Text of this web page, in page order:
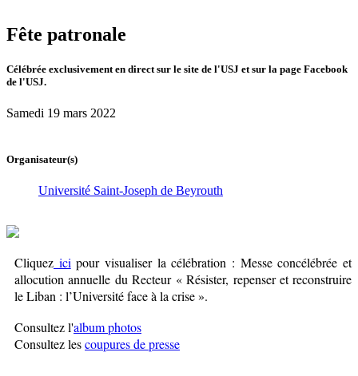
Fête patronale
Célébrée exclusivement en direct sur le site de l'USJ et sur la page Facebook
de l'USJ.
Samedi 19 mars 2022
Organisateur(s)
Université Saint-Joseph de Beyrouth
Cliquez ici pour visualiser la célébration : Messe concélébrée et
allocution annuelle du Recteur « Résister, repenser et reconstruire
le Liban : l’Université face à la crise ».
Consultez l'album photos
Consultez lescoupures de presse